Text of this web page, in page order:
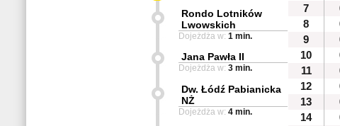
7
8
9
10
11
12
13
14
Rondo Lotników
Lwowskich
Dojeżdża w: 1 min.
Jana Pawła II
Dojeżdża w: 3 min.
Dw. Łódź Pabianicka
NŻ
Dojeżdża w: 4 min.